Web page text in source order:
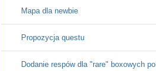
Mapa dla newbie
Propozycja questu
Dodanie respów dla "rare" boxowych